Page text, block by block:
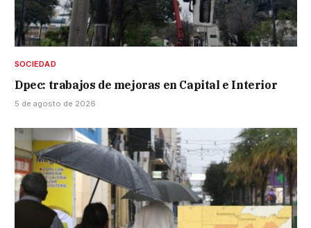
SOCIEDAD
Dpec: trabajos de mejoras en Capital e Interior
5 de agosto de 2026